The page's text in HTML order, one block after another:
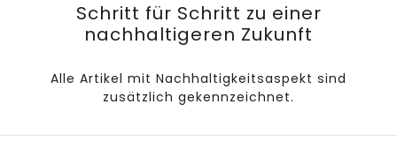
Schritt für Schritt zu einer
nachhaltigeren Zukunft
Alle Artikel mit Nachhaltigkeitsaspekt sind
zusätzlich gekennzeichnet.